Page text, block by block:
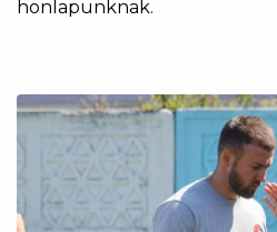
honlapunknak.